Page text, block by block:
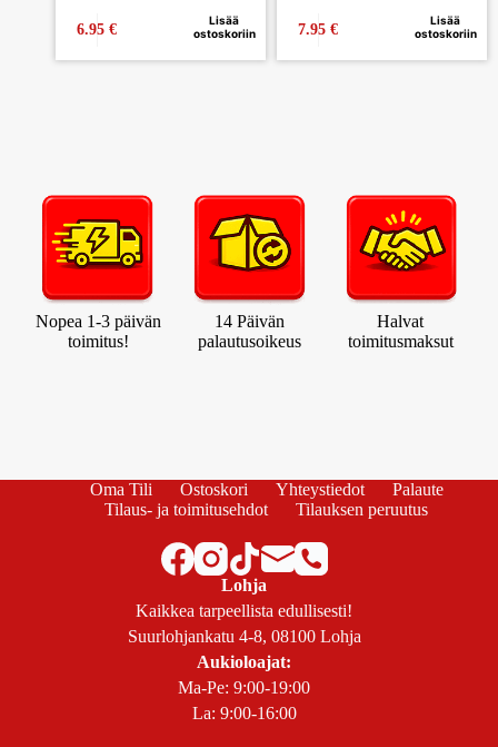
6.95€
Lisää
ostoskoriin
7.95€
Lisää
ostoskoriin
Nopea 1-3 päivän
toimitus!
14 Päivän
palautusoikeus
Halvat
toimitusmaksut
Oma Tili Ostoskori Yhteystiedot
Palaute
Tilaus- ja toimitusehdot
Tilauksen peruutus
Lohja
Kaikkea tarpeellista edullisesti!
Suurlohjankatu 4-8, 08100 Lohja
Aukioloajat:
Ma-Pe: 9:00-19:00
La: 9:00-16:00